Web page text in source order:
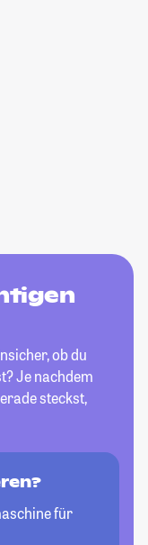
ob du
Je nachdem
steckst,
für